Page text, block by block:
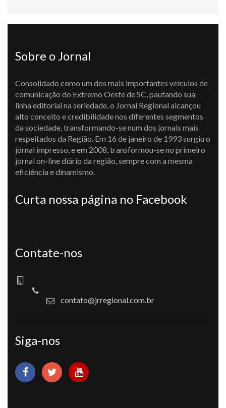
Sobre o Jornal
Consolidado como um dos mais importantes veículos de
comunicação do Extremo Oeste de SC, pautando sua
linha editorial na seriedade, o Jornal Regional alcançou
alto conceito e credibilidade nos diferentes segmentos
da sociedade, transformando-se num dos jornais mais
respeitados da Região. Em 16 de janeiro de 1993 surgiu o
jornal impresso, e em 2008, transformou-se no primeiro
jornal on-line diário da região, sempre com a mesma
eficiência e dinamismo.
Curta nossa página no Facebook
Contate-nos
contato@jrregional.com.br
Siga-nos